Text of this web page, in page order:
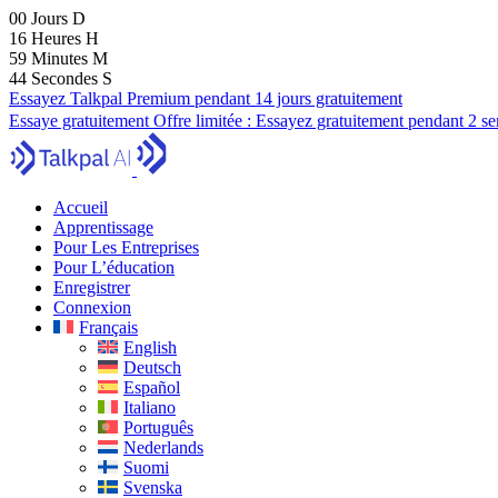
00 Jours D
16 Heures H
59 Minutes M
43 Secondes S
Essayez Talkpal Premium pendant 14 jours gratuitement
Essaye gratuitement Offre limitée : Essayez gratuitement pendant 2
Accueil
Apprentissage
Pour Les Entreprises
Pour L’éducation
Enregistrer
Connexion
Français
English
Deutsch
Español
Italiano
Português
Nederlands
Suomi
Svenska